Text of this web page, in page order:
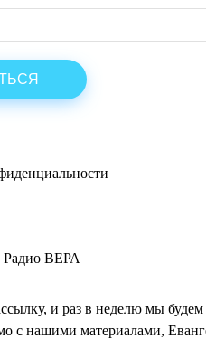
Радио ВЕРА
и раз в неделю мы будем
с нашими материалами,